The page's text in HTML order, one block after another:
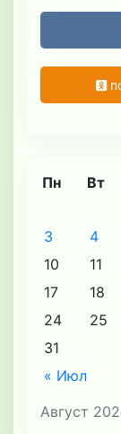
Август
Пн Вт
« Июл
3
4
10
11
17
18
24
25
31